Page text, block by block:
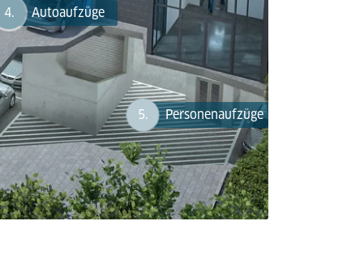
4. Autoaufzüge
5. Personenaufzüge